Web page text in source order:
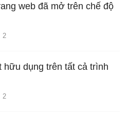
web đã mở trên chế độ
2
hữu dụng trên tất cả trình
2